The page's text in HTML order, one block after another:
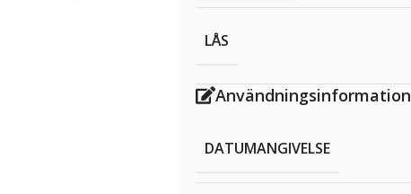
LÅS
Användningsinformation
DATUMANGIVELSE